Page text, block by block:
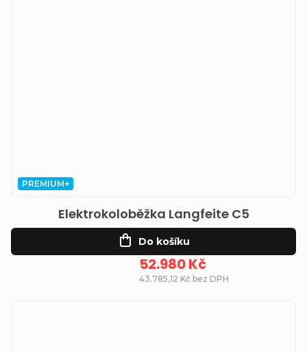
PREMIUM+
Elektrokoloběžka Langfeite C5
43.785,12 Kč bez DPH
52.980 Kč
Do košíku